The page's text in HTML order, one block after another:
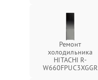
Ремонт
холодильника
HITACHI R-
W660FPUC3XGGR